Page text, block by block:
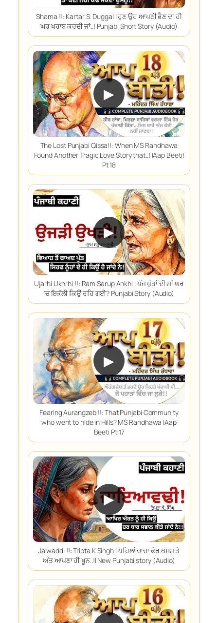
Shama !!: Kartar S. Duggal | ਹੁਣ ਉਹ ਆਪਣੀ ਭੈਣ ਦਾ ਹੀ
ਘਰ ਖਰਾਬ ਕਰਦੀ ਜਾਂ..! Punjabi Short Story (Audio)
▶
The Lost Punjabi Qissa!!: When MS Randhawa
Found Another Tragic Love Story that..! |Aap Beeti!
Pt 18
▶
Ujarhi Ukhrhi !!: Ram Sarup Ankhi | ਪੰਜ ਪੁੱਤਾਂ ਦੀ ਮਾਂ ਘਰ
'ਚ ਇਕੱਲੀ ਕਿਉਂ ਰਹਿ ਗਈ? Punjabi Story (Audio)
▶
Fearing Aurangzeb !!: That Punjabi Community
who went to hide in Hills? MS Randhawa |Aap
Beeti Pt 17
▶
Jaiwaddi !!: Tripta K Singh | ਪਹਿਲਾਂ ਚਾਚਾ ਫੇਰ ਖਸਮ ਤੇ
ਅੰਤ ਆਪਣਾ ਹੀ ਖੂਨ..!| New Punjabi story (Audio)